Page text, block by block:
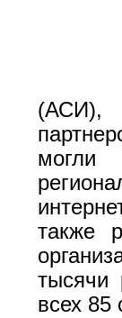
(АСИ),
могли
также
тысячи
всех 85